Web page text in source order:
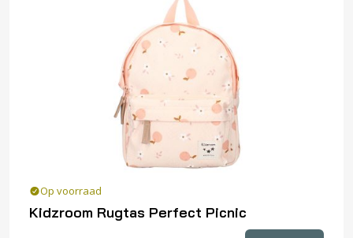
Op voorraad
Kidzroom Rugtas Perfect Picnic